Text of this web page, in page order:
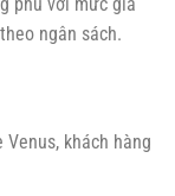
ngân sách.
Venus, khách hàng